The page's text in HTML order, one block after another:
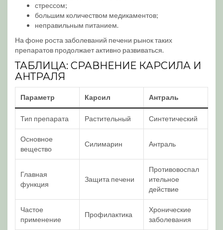
стрессом;
большим количеством медикаментов;
неправильным питанием.
На фоне роста заболеваний печени рынок таких
препаратов продолжает активно развиваться.
ТАБЛИЦА: СРАВНЕНИЕ КАРСИЛА И
АНТРАЛЯ
Параметр Карсил Антраль
Тип препарата Растительный Синтетический
Основное
вещество
Силимарин Антраль
Главная
функция
Защита печени
Противовоспал
ительное
действие
Частое
применение
Профилактика
Хронические
заболевания